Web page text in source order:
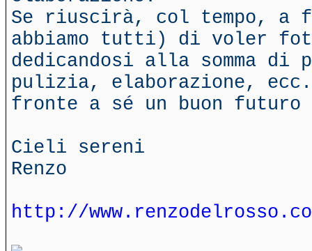
Se riuscirà, col tempo, a
abbiamo tutti) di voler
dedicandosi alla somma
pulizia, elaborazione,
fronte a sé un buon futuro
Cieli sereni
Renzo
http://